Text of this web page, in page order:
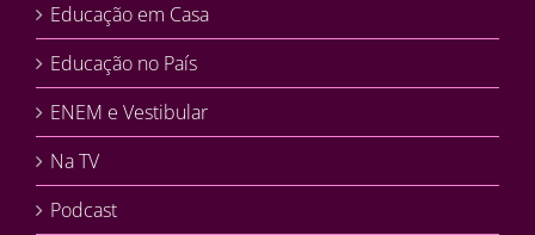
Educação em Casa
Educação no País
ENEM e Vestibular
Na TV
Podcast